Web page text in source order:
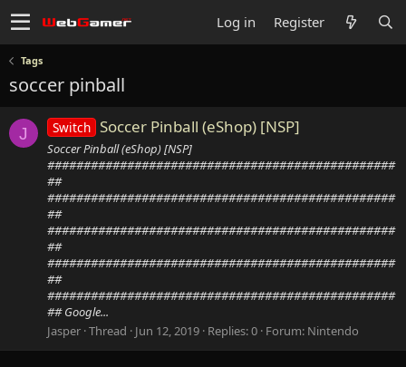
Log in Register
Tags
soccer pinball
J Switch Soccer Pinball (eShop) [NSP]
Soccer Pinball (eShop) [NSP]
################################################
##
################################################
##
################################################
##
################################################
##
################################################
## Google...
Jasper Thread Jun 12, 2019 Replies: 0 Forum: Nintendo